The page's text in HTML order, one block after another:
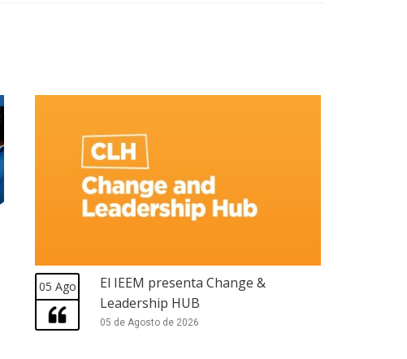
05 Ago
El IEEM presenta Change &
Leadership HUB
05 de Agosto de 2026